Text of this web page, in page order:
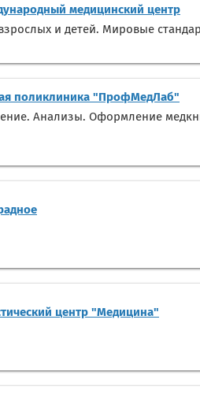
медицинский центр
и детей. Мировые
поликлиника "ПрофМедЛаб"
Анализы. Оформление
центр "Медицина"